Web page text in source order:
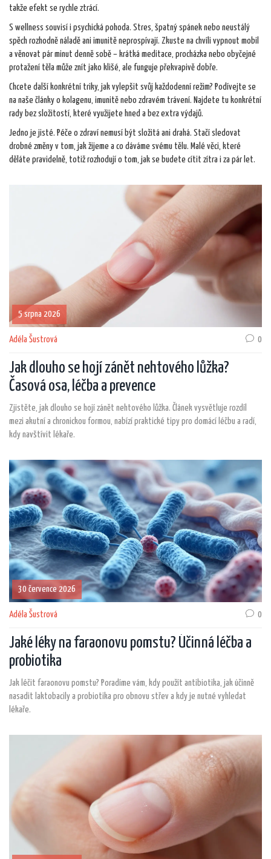
takže efekt se rychle ztrácí.
S wellness souvisí i psychická pohoda. Stres, špatný spánek nebo neustálý
spěch rozhodně náladě ani imunitě neprospívají. Zkuste na chvíli vypnout mobil
a věnovat pár minut denně sobě – krátká meditace, procházka nebo obyčejné
protažení těla může znít jako klišé, ale funguje překvapivě dobře.
Chcete další konkrétní triky, jak vylepšit svůj každodenní režim? Podívejte se
na naše články o kolagenu, imunitě nebo zdravém trávení. Najdete tu konkrétní
rady bez složitostí, které využijete hned a bez extra výdajů.
Jedno je jisté. Péče o zdraví nemusí být složitá ani drahá. Stačí sledovat
drobné změny v tom, jak žijeme a co dáváme svému tělu. Malé věci, které
děláte pravidelně, totiž rozhodují o tom, jak se budete cítit zítra i za pár let.
5 srpna 2026
Adéla Šustrová 0
Jak dlouho se hojí zánět nehtového lůžka?
Časová osa, léčba a prevence
Zjistěte, jak dlouho se hojí zánět nehtového lůžka. Článek vysvětluje rozdíl
mezi akutní a chronickou formou, nabízí praktické tipy pro domácí léčbu a radí,
kdy navštívit lékaře.
30 července 2026
Adéla Šustrová 0
Jaké léky na faraonovu pomstu? Účinná léčba a
probiotika
Jak léčit faraonovu pomstu? Poradíme vám, kdy použít antibiotika, jak účinně
nasadit laktobacily a probiotika pro obnovu střev a kdy je nutné vyhledat
lékaře.